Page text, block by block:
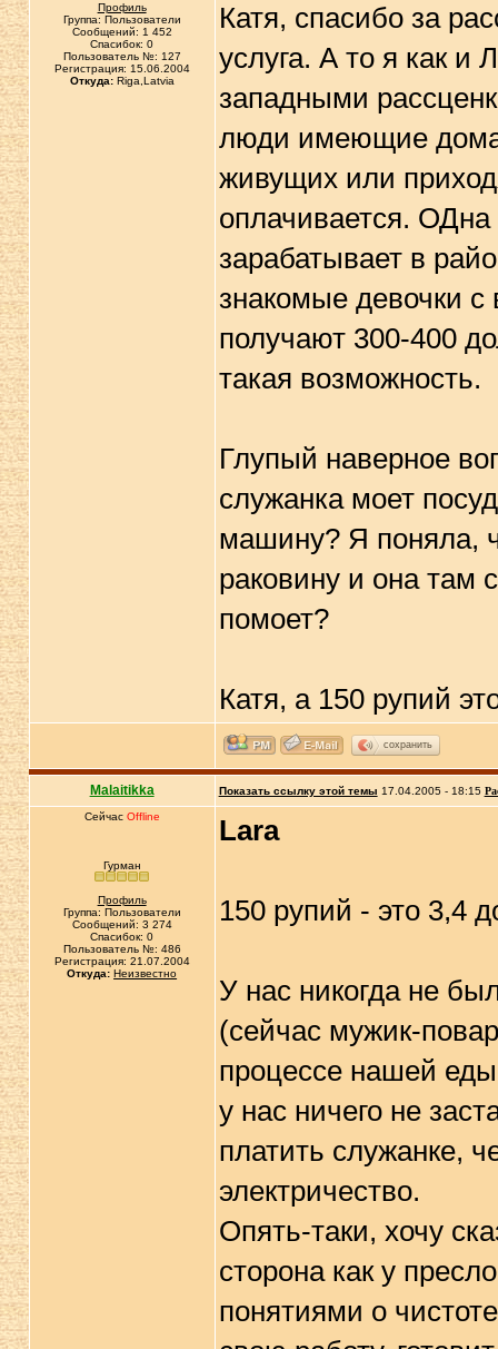
Профиль
Группа: Пользователи
Сообщений: 1 452
Спасибок: 0
Пользователь №: 127
Регистрация: 15.06.2004
Откуда:Riga,Latvia
Катя, спасибо за
услуга. А то я как
западными
люди имеющие дома
живущих или
оплачивается.
зарабатывает в
знакомые девочки
получают 300-400
такая возможность.
Глупый наверное
служанка моет
машину? Я поняла,
раковину и она там
помоет?
Катя, а 150 рупий
сохранить
Malaitikka Показать ссылку этой темы 17.04.2005 - 18:15
Сейчас Offline
Гурман
Профиль
Группа: Пользователи
Сообщений: 3 274
Спасибок: 0
Пользователь №: 486
Регистрация: 21.07.2004
Откуда: Неизвестно
Lara
150 рупий - это 3,4
У нас никогда не
(сейчас мужик-
процессе нашей
у нас ничего не
платить служанке,
электричество.
Опять-таки, хочу
сторона как у
понятиями о